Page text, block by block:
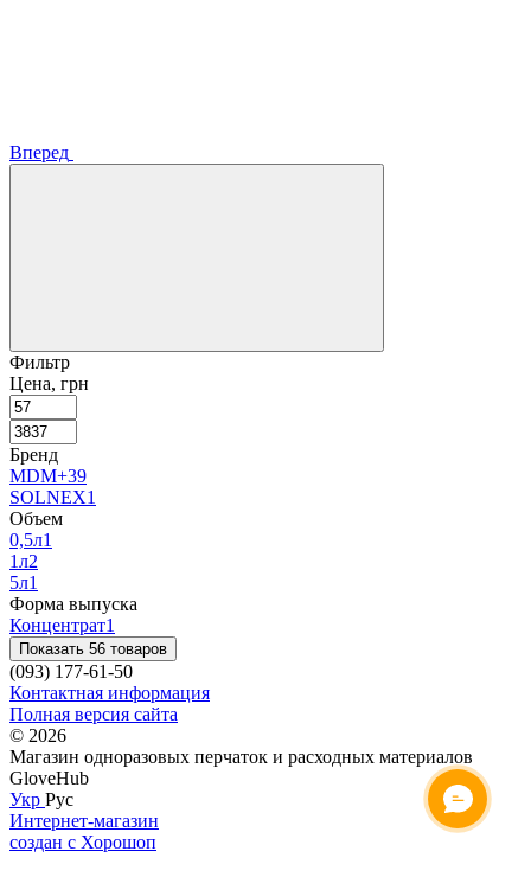
Вперед
Фильтр
Цена, грн
Бренд
MDM+39
SOLNEX1
Объем
0,5л1
1л2
5л1
Форма выпуска
Концентрат1
Показать 56 товаров
(093) 177-61-50
Контактная информация
Полная версия сайта
© 2026
Магазин одноразовых перчаток и расходных материалов
GloveHub
Укр Рус
Интернет-магазин
создан с Хорошоп